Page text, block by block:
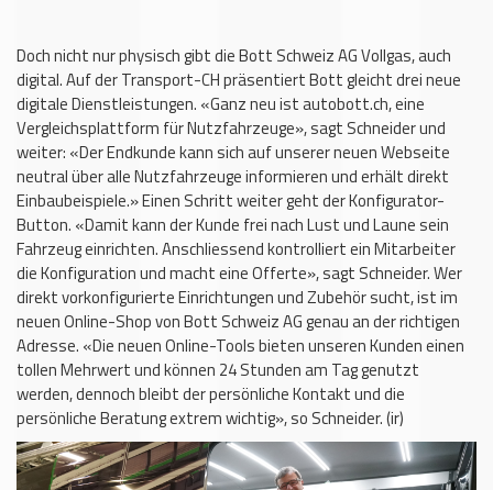
Doch nicht nur physisch gibt die Bott Schweiz AG Vollgas, auch
digital. Auf der Transport-CH präsentiert Bott gleicht drei neue
digitale Dienstleistungen. «Ganz neu ist autobott.ch, eine
Vergleichsplattform für Nutzfahrzeuge», sagt Schneider und
weiter: «Der Endkunde kann sich auf unserer neuen Webseite
neutral über alle Nutzfahrzeuge informieren und erhält direkt
Einbaubeispiele.» Einen Schritt weiter geht der Konfigurator-
Button. «Damit kann der Kunde frei nach Lust und Laune sein
Fahrzeug einrichten. Anschliessend kontrolliert ein Mitarbeiter
die Konfiguration und macht eine Offerte», sagt Schneider. Wer
direkt vorkonfigurierte Einrichtungen und Zubehör sucht, ist im
neuen Online-Shop von Bott Schweiz AG genau an der richtigen
Adresse. «Die neuen Online-Tools bieten unseren Kunden einen
tollen Mehrwert und können 24 Stunden am Tag genutzt
werden, dennoch bleibt der persönliche Kontakt und die
persönliche Beratung extrem wichtig», so Schneider. (ir)